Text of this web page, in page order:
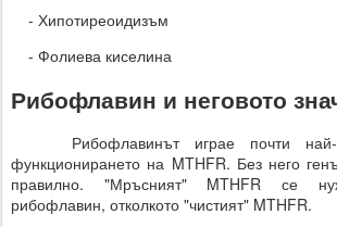
- Хипотиреоидизъм
- Фолиева киселина
Рибофлавин и неговото
Рибофлавинът играе почти най-
функционирането на MTHFR. Без него
правилно. "Мръсният" MTHFR се
рибофлавин, отколкото "чистият" MTHFR.